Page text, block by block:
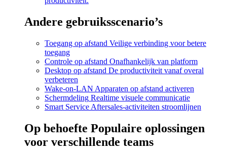
Andere gebruiksscenario’s
Toegang op afstand Veilige verbinding voor betere
toegang
Controle op afstand Onafhankelijk van platform
Desktop op afstand De productiviteit vanaf overal
verbeteren
Wake-on-LAN Apparaten op afstand activeren
Schermdeling Realtime visuele communicatie
Smart Service Aftersales-activiteiten stroomlijnen
Op behoefte Populaire oplossingen
voor verschillende teams